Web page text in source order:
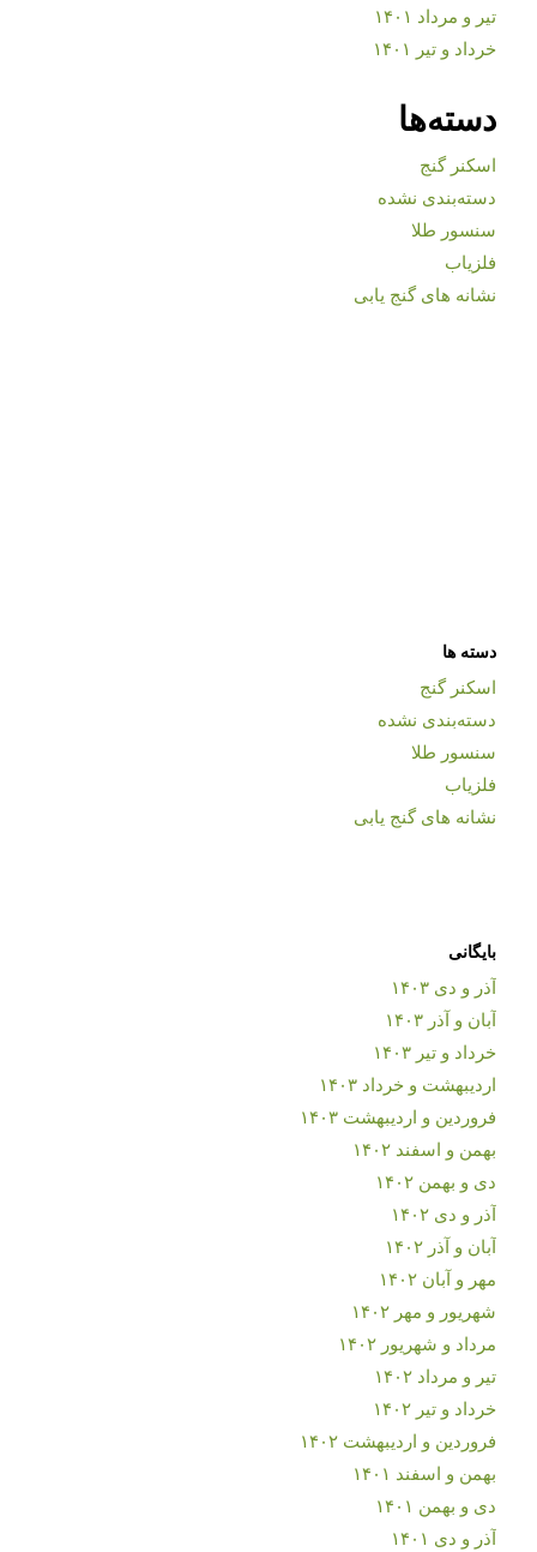
تیر و مرداد ۱۴۰۱
خرداد و تیر ۱۴۰۱
دسته‌ها
اسکنر گنج
دسته‌بندی نشده
سنسور طلا
فلزیاب
نشانه های گنج یابی
دسته ها
اسکنر گنج
دسته‌بندی نشده
سنسور طلا
فلزیاب
نشانه های گنج یابی
بایگانی
آذر و دی ۱۴۰۳
آبان و آذر ۱۴۰۳
خرداد و تیر ۱۴۰۳
اردیبهشت و خرداد ۱۴۰۳
فروردین و اردیبهشت ۱۴۰۳
بهمن و اسفند ۱۴۰۲
دی و بهمن ۱۴۰۲
آذر و دی ۱۴۰۲
آبان و آذر ۱۴۰۲
مهر و آبان ۱۴۰۲
شهریور و مهر ۱۴۰۲
مرداد و شهریور ۱۴۰۲
تیر و مرداد ۱۴۰۲
خرداد و تیر ۱۴۰۲
فروردین و اردیبهشت ۱۴۰۲
بهمن و اسفند ۱۴۰۱
دی و بهمن ۱۴۰۱
آذر و دی ۱۴۰۱